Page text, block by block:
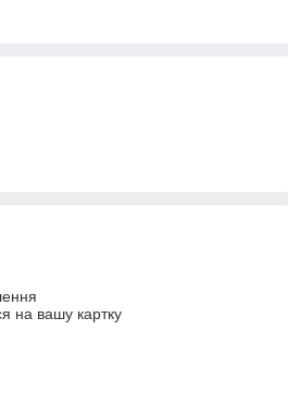
на вашу картку